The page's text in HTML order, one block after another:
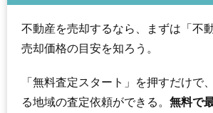
不動産を売却するなら、まずは「不
売却価格の目安を知ろう。
「無料査定スタート」を押すだけで
る地域の査定依頼ができる。 無料で